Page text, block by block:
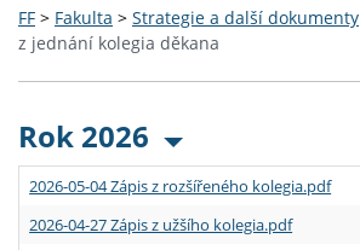
FF > Fakulta > Strategie a další dokumenty
z jednání kolegia děkana
Rok 2026
2026-05-04 Zápis z rozšířeného kolegia.pdf
2026-04-27 Zápis z užšího kolegia.pdf